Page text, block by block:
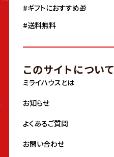
#ギフトにおすすめ🎁
#送料無料
このサイトについて
ミライハウスとは
お知らせ
よくあるご質問
お問い合わせ